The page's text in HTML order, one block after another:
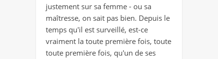
justement sur sa femme - ou sa
maîtresse, on sait pas bien. Depuis le
temps qu'il est surveillé, est-ce
vraiment la toute première fois, toute
toute première fois, qu'un de ses